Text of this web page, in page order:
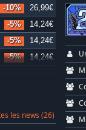
-10% 26,99€
-5% 14,24€
-5% 14,24€
-5% 14,24€
les news (26)